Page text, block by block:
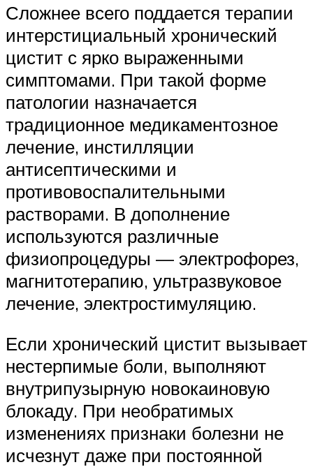
Сложнее всего поддается терапии
интерстициальный хронический
цистит с ярко выраженными
симптомами. При такой форме
патологии назначается
традиционное медикаментозное
лечение, инстилляции
антисептическими и
противовоспалительными
растворами. В дополнение
используются различные
физиопроцедуры — электрофорез,
магнитотерапию, ультразвуковое
лечение, электростимуляцию.
Если хронический цистит вызывает
нестерпимые боли, выполняют
внутрипузырную новокаиновую
блокаду. При необратимых
изменениях признаки болезни не
исчезнут даже при постоянной